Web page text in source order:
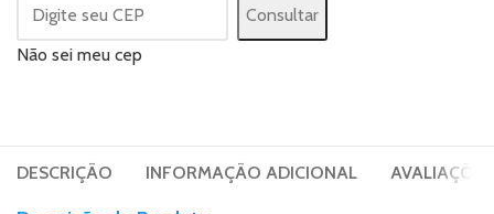
Consultar
Não sei meu cep
DESCRIÇÃO INFORMAÇÃO ADICIONAL